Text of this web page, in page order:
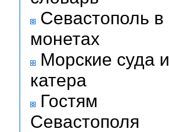
Севастополь в
монетах
Морские суда и
катера
Гостям
Севастополя